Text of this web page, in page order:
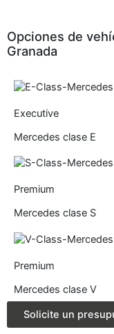
Opciones de
Granada
Executive
Mercedes clase E
Premium
Mercedes clase S
Premium
Mercedes clase V
Solicite un